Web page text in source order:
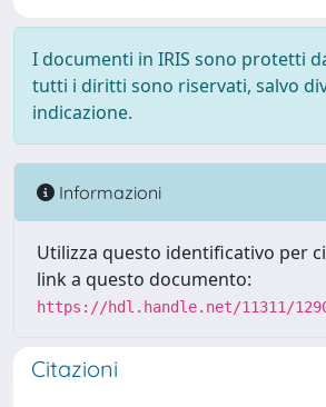
I documenti in IRIS sono protetti
tutti i diritti sono riservati, salvo
indicazione.
Informazioni
Utilizza questo identificativo per
link a questo documento:
https://hdl.handle.net/11311/
Citazioni